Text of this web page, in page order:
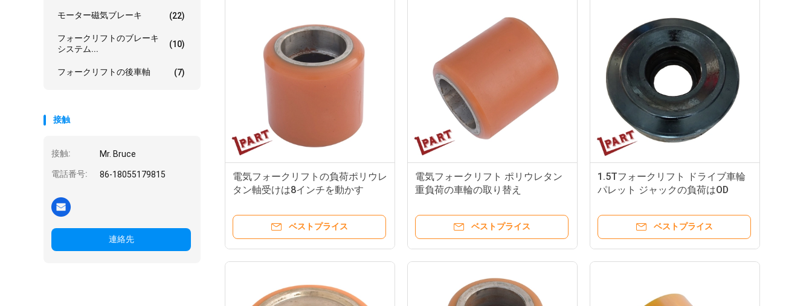
モーター磁気ブレーキ (22)
フォークリフトのブレーキ
システム...
(10)
フォークリフトの後車軸 (7)
接触
接触: Mr. Bruce
電話番号: 86-18055179815
連絡先
電気フォークリフトの負荷ポリウレ
タン軸受けは8インチを動かす
ベストプライス
電気フォークリフト ポリウレタン
重負荷の車輪の取り替え
ベストプライス
1.5Tフォークリフト ドライブ車輪
パレット ジャックの負荷はOD
ベストプライス